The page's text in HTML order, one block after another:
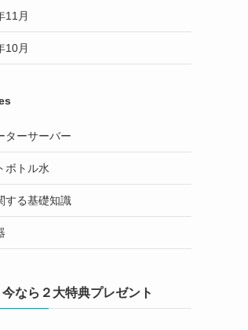
11月
10月
ターサーバー
ボトル水
する基礎知識
今なら２大特典プレゼント